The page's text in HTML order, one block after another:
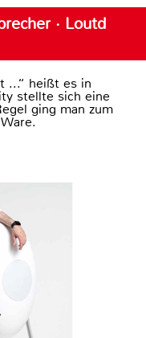
· Loutd
...“ heißt es in
stellte sich eine
ging man zum